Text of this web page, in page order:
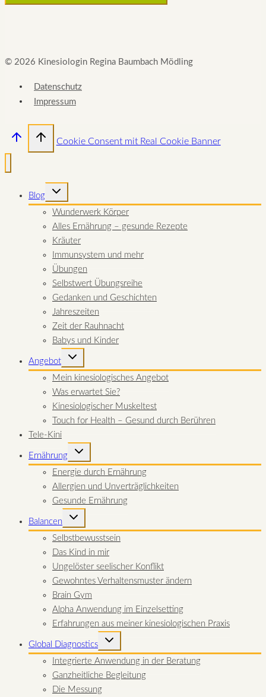
© 2026 Kinesiologin Regina Baumbach Mödling
Datenschutz
Impressum
Cookie Consent mit Real Cookie Banner
Blog
UNTERMENÜ
Wunderwerk Körper
Alles Ernährung – gesunde Rezepte
Kräuter
Immunsystem und mehr
Übungen
Selbstwert Übungsreihe
Gedanken und Geschichten
Jahreszeiten
Zeit der Rauhnacht
Babys und Kinder
Angebot
UNTERMENÜ
Mein kinesiologisches Angebot
Was erwartet Sie?
Kinesiologischer Muskeltest
Touch for Health – Gesund durch Berühren
Tele-Kini
Ernährung
UNTERMENÜ
Energie durch Ernährung
Allergien und Unverträglichkeiten
Gesunde Ernährung
Balancen
UNTERMENÜ
Selbstbewusstsein
Das Kind in mir
Ungelöster seelischer Konflikt
Gewohntes Verhaltensmuster ändern
Brain Gym
Alpha Anwendung im Einzelsetting
Erfahrungen aus meiner kinesiologischen Praxis
Global Diagnostics
UNTERMENÜ
Integrierte Anwendung in der Beratung
Ganzheitliche Begleitung
Die Messung